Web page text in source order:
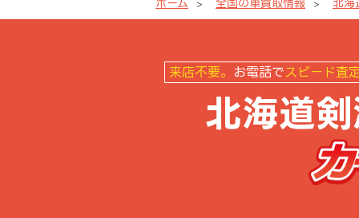
ホーム 全国の車買取情報 北海
来店不要。 お電話で スピード査
北海道